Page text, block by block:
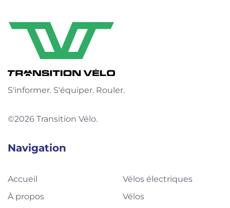
S'informer. S'équiper. Rouler.
©2026 Transition Vélo.
Navigation
Accueil
À propos
Vélos électriques
Vélos